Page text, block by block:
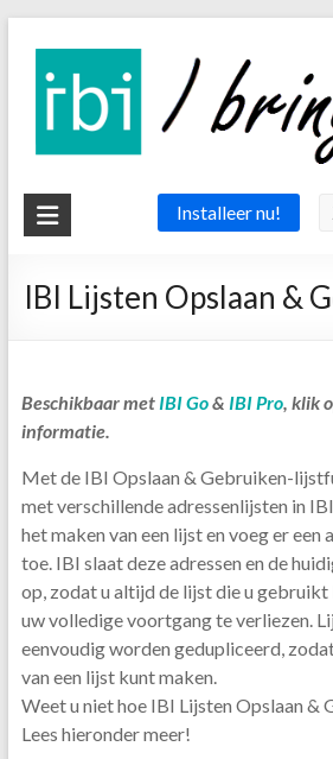
inhoud
IBI
the
Installeer nu!
IBI Lijsten Opslaan &
Beschikbaar met IBI Go& IBI Pro, klik
informatie.
Met de IBI Opslaan & Gebruiken-
met verschillende adressenlijsten in
het maken van een lijst en voeg er een
toe. IBI slaat deze adressen en de
op, zodat u altijd de lijst die u
uw volledige voortgang te verliezen.
eenvoudig worden gedupliceerd,
van een lijst kunt maken.
Weet u niet hoe IBI Lijsten Opslaan &
Lees hieronder meer!